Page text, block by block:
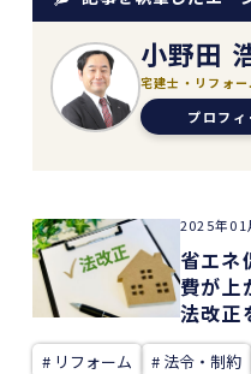
小野田
宅建士・リフォ
プロフ
2025年01
省エネ
費が
法改正
# リフォーム # 法令・制約